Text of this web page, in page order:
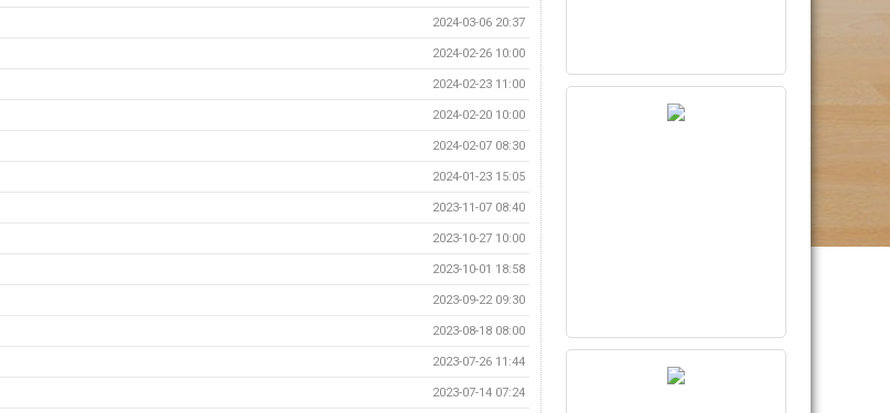
2024-03-06 20:37
2024-02-26 10:00
2024-02-23 11:00
2024-02-20 10:00
2024-02-07 08:30
2024-01-23 15:05
2023-11-07 08:40
2023-10-27 10:00
2023-10-01 18:58
2023-09-22 09:30
2023-08-18 08:00
2023-07-26 11:44
2023-07-14 07:24